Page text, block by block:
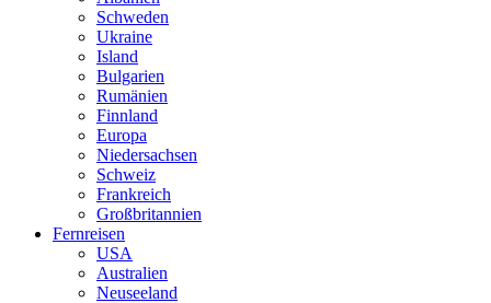
Schweden
Ukraine
Island
Bulgarien
Rumänien
Finnland
Europa
Niedersachsen
Schweiz
Frankreich
Großbritannien
Fernreisen
USA
Australien
Neuseeland